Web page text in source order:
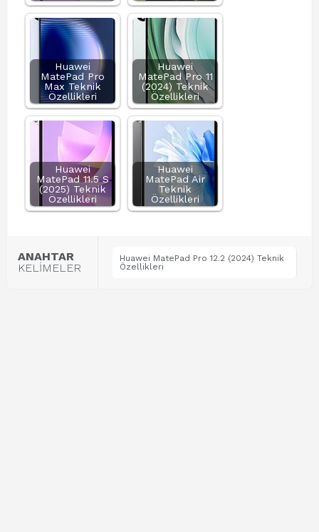
Huawei
MatePad Pro
Max Teknik
Özellikleri
Huawei
MatePad Pro 11
(2024) Teknik
Özellikleri
Huawei
MatePad 11.5 S
(2025) Teknik
Özellikleri
Huawei
MatePad Air
Teknik
Özellikleri
ANAHTAR
KELİMELER
Huawei MatePad Pro 12.2 (2024) Teknik
Özellikleri